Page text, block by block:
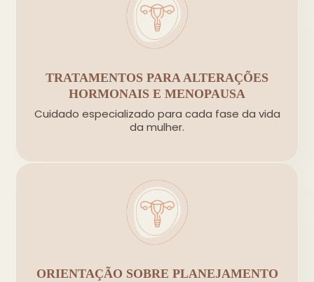
TRATAMENTOS PARA ALTERAÇÕES
HORMONAIS E MENOPAUSA
Cuidado especializado para cada fase da vida
da mulher.
ORIENTAÇÃO SOBRE PLANEJAMENTO